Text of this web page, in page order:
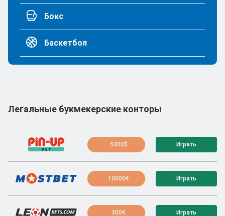
Бокс
Баскетбол
Легальные букмекерские конторы
5300$ Играть
10000€ Играть
300€ Играть